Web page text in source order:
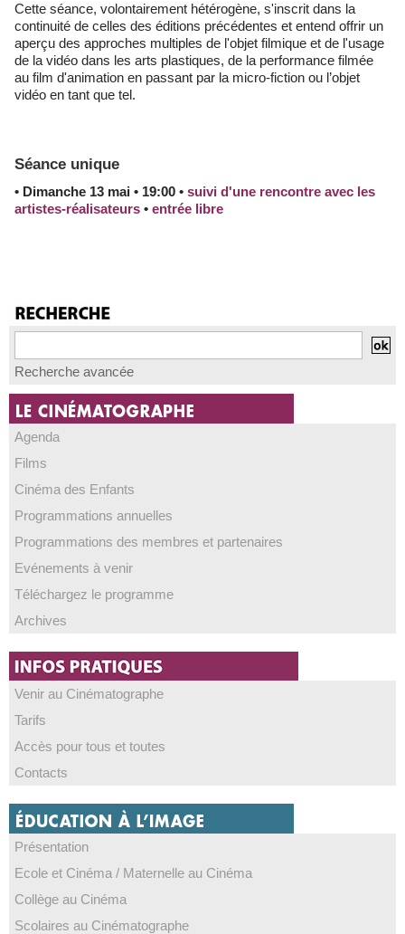
Cette séance, volontairement hétérogène, s'inscrit dans la
continuité de celles des éditions précédentes et entend offrir un
aperçu des approches multiples de l'objet filmique et de l'usage
de la vidéo dans les arts plastiques, de la performance filmée
au film d'animation en passant par la micro-fiction ou l’objet
vidéo en tant que tel.
Séance unique
• Dimanche 13 mai • 19:00 • suivi d'une rencontre avec les
artistes-réalisateurs • entrée libre
Recherche avancée
Agenda
Films
Cinéma des Enfants
Programmations annuelles
Programmations des membres et partenaires
Evénements à venir
Téléchargez le programme
Archives
Venir au Cinématographe
Tarifs
Accès pour tous et toutes
Contacts
Présentation
Ecole et Cinéma / Maternelle au Cinéma
Collège au Cinéma
Scolaires au Cinématographe